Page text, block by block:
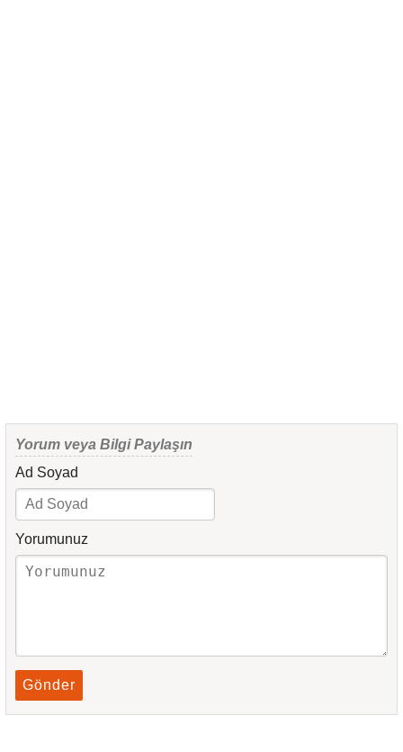
Yorum veya Bilgi Paylaşın
Ad Soyad
Yorumunuz
Gönder